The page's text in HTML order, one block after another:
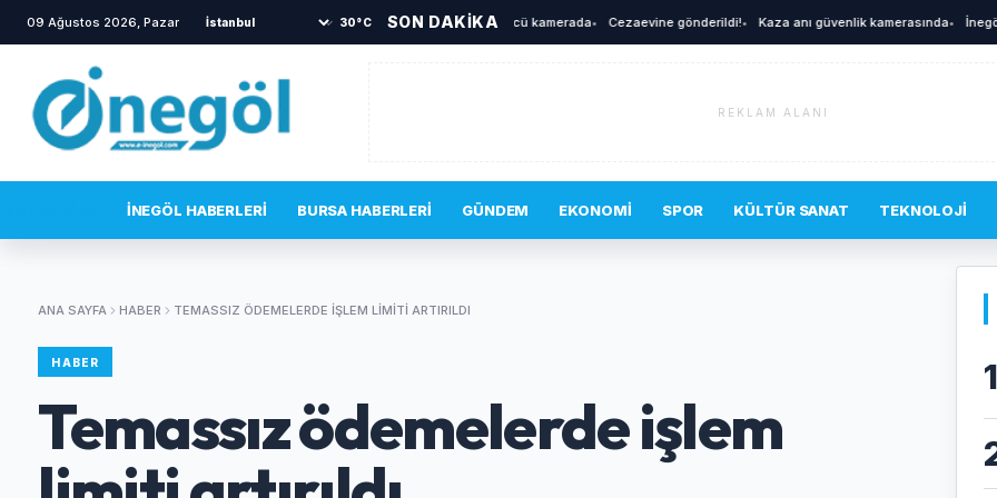
09 Ağustos 2026, Pazar 30°C SON DAKİKA
İnegöl'de drift yapan sürücü kamerada• Cezaevine gönderildi!• Kaza anı güvenlik kamerasında• İnegöl'de
REKLAM ALANI
İNEGÖL HABERLERI BURSA HABERLERI GÜNDEM EKONOMI SPOR KÜLTÜR SANAT TEKNOLOJI
ANA SAYFA HABER TEMASSIZ ÖDEMELERDE IŞLEM LIMITI ARTIRILDI
HABER
Temassız ödemelerde işlem
1